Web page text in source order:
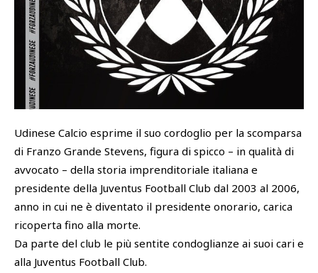
Academy
Cattedra Universidad Europea
Esports
SQUADRE
SHOP
PHOTOGALLERY
Udinese Calcio esprime il suo cordoglio per la scomparsa
di Franzo Grande Stevens, figura di spicco – in qualità di
avvocato – della storia imprenditoriale italiana e
presidente della Juventus Football Club dal 2003 al 2006,
anno in cui ne è diventato il presidente onorario, carica
ricoperta fino alla morte.
Da parte del club le più sentite condoglianze ai suoi cari e
alla Juventus Football Club.